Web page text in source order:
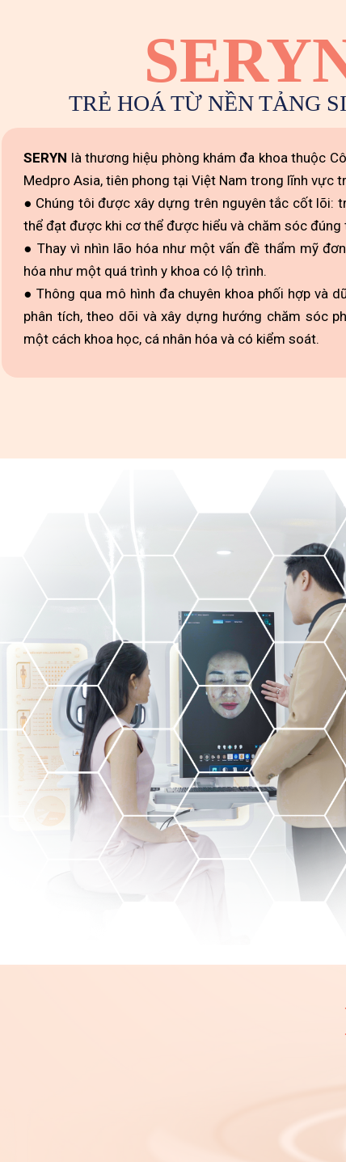
TRẺ HOÁ TỪ NỀN TẢNG
SERYN là thương hiệu phòng khám đa khoa thuộc
Medpro Asia, tiên phong tại Việt Nam trong lĩnh vực
● Chúng tôi được xây dựng trên nguyên tắc cốt lõi:
thể đạt được khi cơ thể được hiểu và chăm sóc đúng
● Thay vì nhìn lão hóa như một vấn đề thẩm mỹ đơn
hóa như một quá trình y khoa có lộ trình.
● Thông qua mô hình đa chuyên khoa phối hợp và
phân tích, theo dõi và xây dựng hướng chăm sóc
một cách khoa học, cá nhân hóa và có kiểm soát.